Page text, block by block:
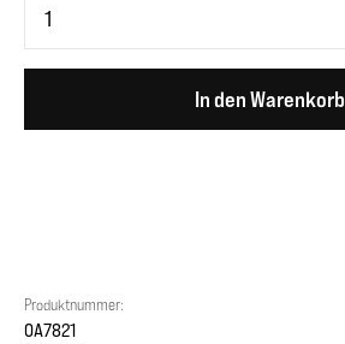
In den Warenkorb
Produktnummer:
OA7821